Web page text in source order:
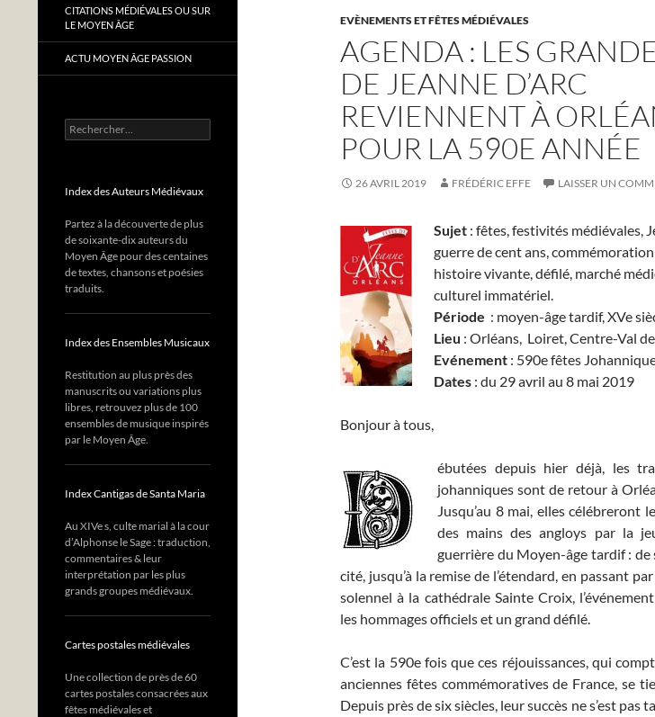
EVÈNEMENTS ET FÊTES MÉDIÉVALES
AGENDA : LES
DE JEANNE D’ARC
REVIENNENT À
POUR LA 590E ANNÉE
26 AVRIL 2019 FRÉDÉRIC EFFE LAISSER UN
Sujet : fêtes, festivités médiévales,
guerre de cent ans,
histoire vivante, défilé, marché
culturel immatériel.
Période : moyen-âge tardif, XVe
Lieu : Orléans, Loiret, Centre-Val
Evénement : 590e fêtes
Dates : du 29 avril au 8 mai 2019
Bonjour à tous,
ébutées depuis hier déjà, les
johanniques sont de retour à
Jusqu’au 8 mai, elles célébreront
des mains des angloys par la
guerrière du Moyen-âge tardif : de
cité, jusqu’à la remise de l’étendard, en passant
solennel à la cathédrale Sainte Croix,
les hommages officiels et un grand défilé.
C’est la 590e fois que ces réjouissances, qui
anciennes fêtes commémoratives de France, se
Depuis près de six siècles, leur succès ne s’est pas
CITATIONS MÉDIÉVALES OU SUR
LE MOYEN ÂGE
ACTU MOYEN ÂGE PASSION
Rechercher :
Index des Auteurs Médiévaux
Partez à la découverte de plus
de soixante-dix auteurs du
Moyen Âge pour des centaines
de textes, chansons et poésies
traduits.
Index des Ensembles Musicaux
Restitution au plus près des
manuscrits ou variations plus
libres, retrouvez plus de 100
ensembles de musique inspirés
par le Moyen Âge.
Index Cantigas de Santa Maria
Au XIVe s, culte marial à la cour
d’Alphonse le Sage : traduction,
commentaires & leur
interprétation par les plus
grands groupes médiévaux.
Cartes postales médiévales
Une collection de près de 60
cartes postales consacrées aux
fêtes médiévales et